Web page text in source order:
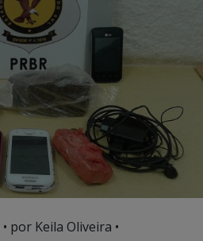
• por Keila Oliveira •